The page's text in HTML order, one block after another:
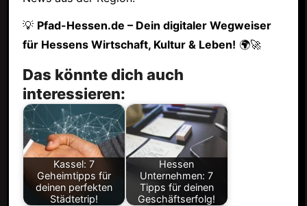
💡 Pfad-Hessen.de – Dein digitaler Wegweiser
für Hessens Wirtschaft, Kultur & Leben! 🌍🚀
Das könnte dich auch
interessieren:
Kassel: 7
Geheimtipps für
deinen perfekten
Städtetrip!
Hessen
Unternehmen: 7
Tipps für deinen
Geschäftserfolg!